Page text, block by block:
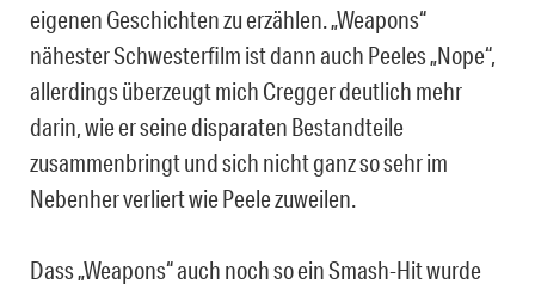
eigenen Geschichten zu erzählen. „Weapons“
nähester Schwesterfilm ist dann auch Peeles „Nope“,
allerdings überzeugt mich Cregger deutlich mehr
darin, wie er seine disparaten Bestandteile
zusammenbringt und sich nicht ganz so sehr im
Nebenher verliert wie Peele zuweilen.
Dass „Weapons“ auch noch so ein Smash-Hit wurde